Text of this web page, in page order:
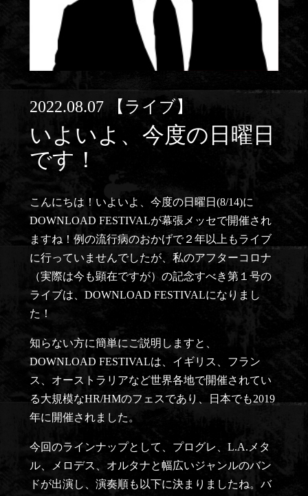
2022.08.07 【ライブ】
いよいよ、今度の日曜日
です！
こんにちは！いよいよ、今度の日曜日(8/14)に
DOWNLOAD FESTIVALが幕張メッセで開催され
ますね！例の流行病のおかげで２年以上もライブ
に行っていませんでしたが、私のアフターコロナ
（実際は今も顕在ですが）の記念すべき第１号の
ライブは、DOWNLOAD FESTIVALになりまし
た！
知らない方に簡単にご説明しますと、
DOWNLOAD FESTIVALは、イギリス、フラン
ス、オーストラリアなど世界各地で開催されてい
る大規模なHR/HMのフェスであり、日本でも2019
年に開催されました。
今回のラインナップとして、プログレ、L.A.メタ
ル、メロデス、オルタナと幅広いジャンルのバン
ドが出演し、演奏順も以下に決まりましたね。バ